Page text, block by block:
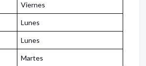
Viernes
Lunes
Lunes
Martes